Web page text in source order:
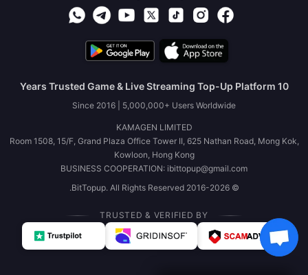
10 Years Trusted Game & Live Streaming Top-Up Platform
Since 2016 | 5,000,000+ Users Worldwide
KAMAGEN LIMITED
Room 1508, 15/F, Grand Plaza Office Tower II, 625 Nathan Road, Mong Kok,
Kowloon, Hong Kong
BUSINESS COOPERATION: ibittopup@gmail.com
© 2016-2026 BitTopup. All Rights Reserved.
TRUSTED & VERIFIED BY